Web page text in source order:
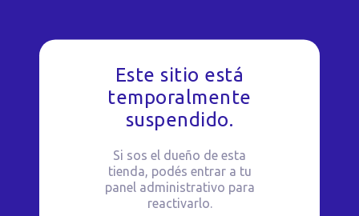
Este sitio está
temporalmente
suspendido.
Si sos el dueño de esta
tienda, podés entrar a tu
panel administrativo para
reactivarlo.